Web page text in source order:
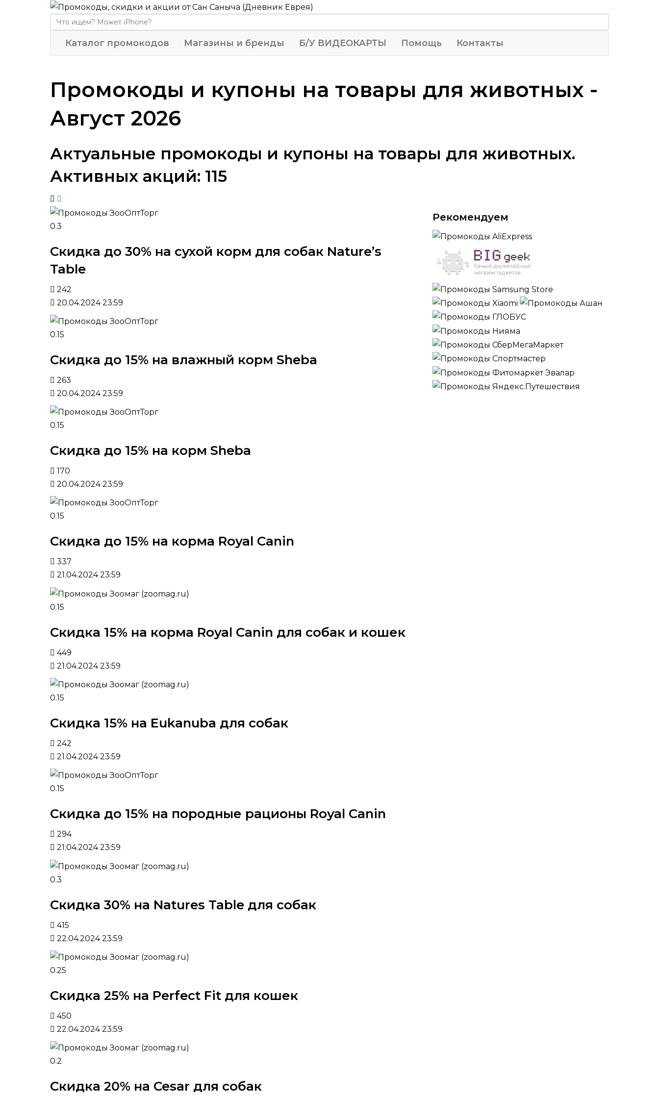
Каталог промокодов Магазины и бренды Б/У ВИДЕОКАРТЫ Помощь Контакты
Промокоды и купоны на товары для животных -
Август 2026
Актуальные промокоды и купоны на товары для животных.
Активных акций: 115
0.3
Скидка до 30% на сухой корм для собак Nature’s
Table
242
20.04.2024 23:59
0.15
Скидка до 15% на влажный корм Sheba
263
20.04.2024 23:59
0.15
Скидка до 15% на корм Sheba
170
20.04.2024 23:59
0.15
Скидка до 15% на корма Royal Canin
337
21.04.2024 23:59
0.15
Скидка 15% на корма Royal Canin для собак и кошек
449
21.04.2024 23:59
0.15
Скидка 15% на Eukanuba для собак
242
21.04.2024 23:59
0.15
Скидка до 15% на породные рационы Royal Canin
294
21.04.2024 23:59
0.3
Скидка 30% на Natures Table для собак
415
22.04.2024 23:59
0.25
Скидка 25% на Perfect Fit для кошек
450
22.04.2024 23:59
0.2
Скидка 20% на Cesar для собак
Рекомендуем